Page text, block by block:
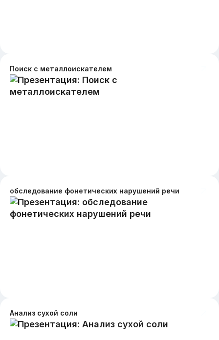
Поиск с металлоискателем
обследование фонетических нарушений речи
Анализ сухой соли